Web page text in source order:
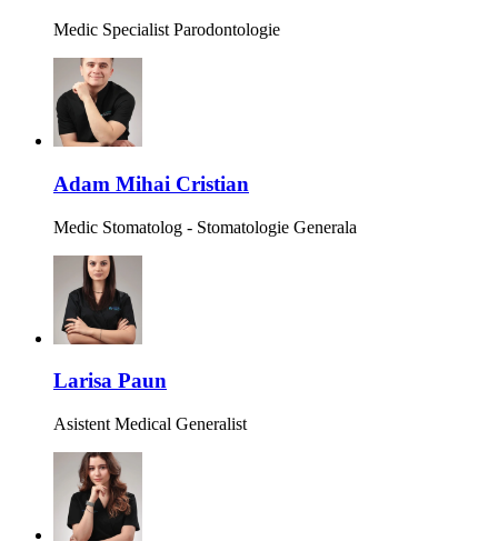
Medic Specialist Parodontologie
Adam Mihai Cristian
Medic Stomatolog - Stomatologie Generala
Larisa Paun
Asistent Medical Generalist